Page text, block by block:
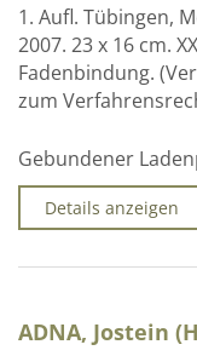
1. Aufl. Tübingen,
2007. 23 x 16 cm.
Fadenbindung.
zum
Gebundener
Details anzeigen
ADNA, Jostein